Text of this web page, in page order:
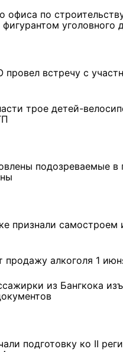
офиса по
уголовного
встречу с
трое детей-
подозреваемые в
признали самостроем
продажу алкоголя 1
из Бангкока
подготовку ко II